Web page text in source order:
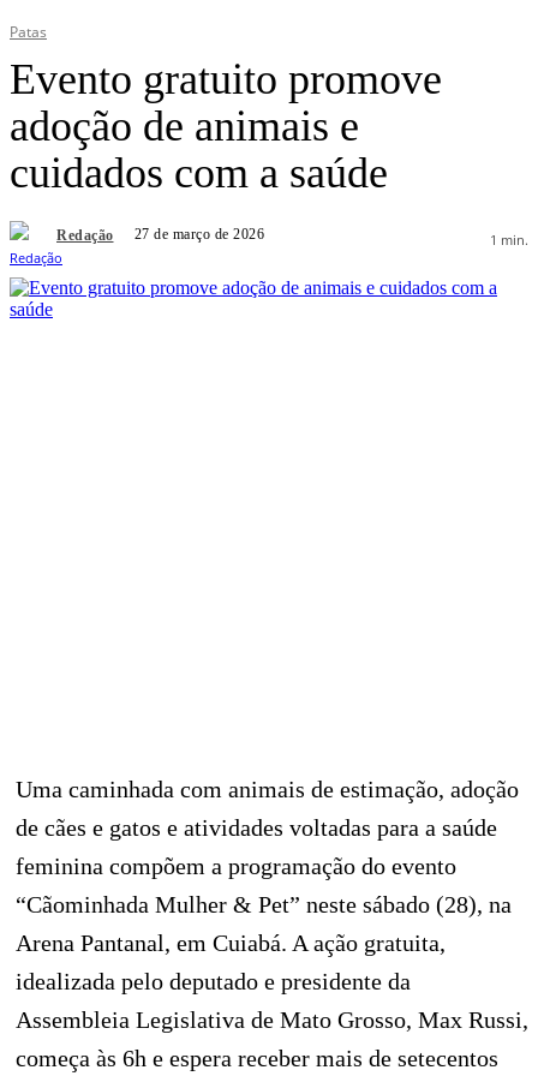
Patas
Evento gratuito promove
adoção de animais e
cuidados com a saúde
Redação 27 de março de 2026 1 min.
Uma caminhada com animais de estimação, adoção
de cães e gatos e atividades voltadas para a saúde
feminina compõem a programação do evento
“Cãominhada Mulher & Pet” neste sábado (28), na
Arena Pantanal, em Cuiabá. A ação gratuita,
idealizada pelo deputado e presidente da
Assembleia Legislativa de Mato Grosso, Max Russi,
começa às 6h e espera receber mais de setecentos